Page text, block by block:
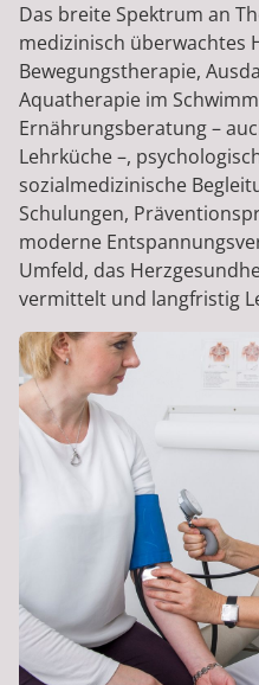
Das breite Spektrum an
medizinisch überwachtes
Bewegungstherapie,
Aquatherapie im
Ernährungsberatung –
Lehrküche –,
sozialmedizinische
Schulungen,
moderne
Umfeld, das
vermittelt und langfristig